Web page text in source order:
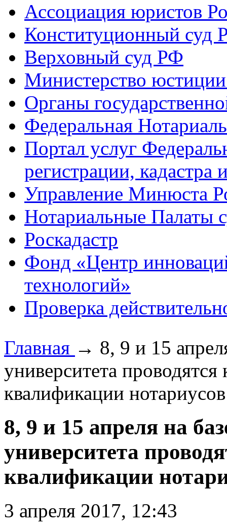
Ассоциация юристов
Конституционный суд
Верховный суд РФ
Министерство
Органы
Федеральная
Портал услуг
регистрации, кадастра
Управление Минюста
Нотариальные Палаты
Роскадастр
Фонд «Центр
технологий»
Проверка
Главная → 8, 9 и 15
университета
квалификации
8, 9 и 15 апреля на
университета
квалификации
3 апреля 2017, 12:43